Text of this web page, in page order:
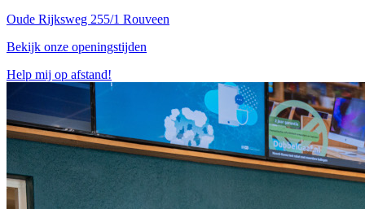
Oude Rijksweg 255/1 Rouveen
Bekijk onze openingstijden
Help mij op afstand!